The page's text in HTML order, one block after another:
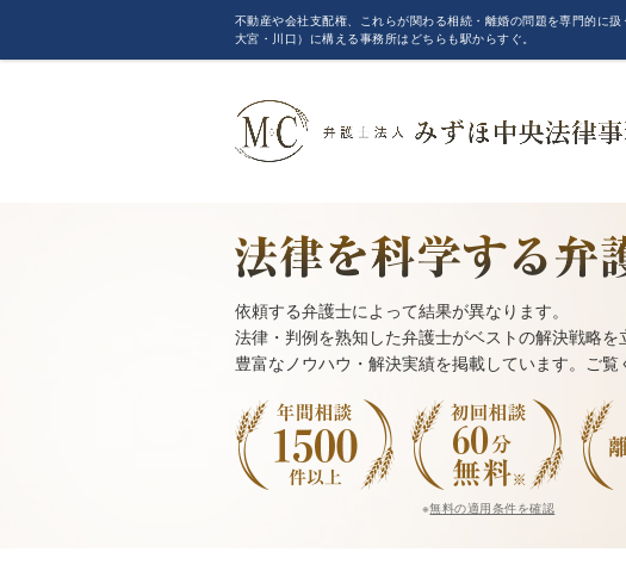
不動産や会社支配権、これらが関わる相続・離婚の問題を専門的に
大宮・川口）に構える事務所はどちらも駅からすぐ。
依頼する弁護士によって結果が異なります。
法律・判例を熟知した弁護士がベストの解決戦略を
豊富なノウハウ・解決実績を掲載しています。ご覧
※無料の適用条件を確認